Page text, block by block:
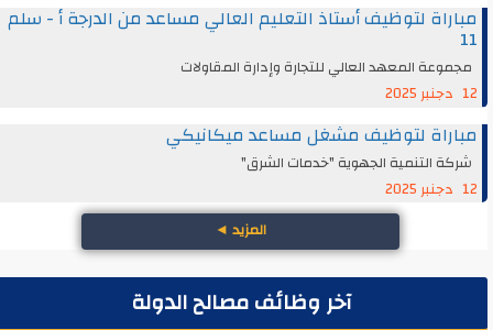
مباراة لتوظيف أستاذ التعليم العالي مساعد من الدرجة أ - سلم
11
مجموعة المعهد العالي للتجارة وإدارة المقاولات
12 دجنبر 2025
مباراة لتوظيف مشغل مساعد ميكانيكي
شركة التنمية الجهوية "خدمات الشرق"
12 دجنبر 2025
المزيد◄
آخر وظائف مصالح الدولة